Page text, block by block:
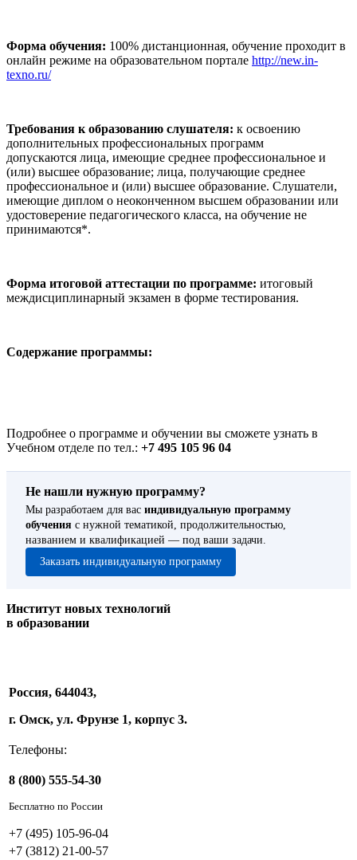
Форма обучения: 100% дистанционная, обучение проходит в
онлайн режиме на образовательном портале http://new.in-
texno.ru/
Требования к образованию слушателя: к освоению
дополнительных профессиональных программ
допускаются лица, имеющие среднее профессиональное и
(или) высшее образование; лица, получающие среднее
профессиональное и (или) высшее образование. Слушатели,
имеющие диплом о неоконченном высшем образовании или
удостоверение педагогического класса, на обучение не
принимаются*.
Форма итоговой аттестации по программе: итоговый
междисциплинарный экзамен в форме тестирования.
Содержание программы:
Подробнее о программе и обучении вы сможете узнать в
Учебном отделе по тел.: +7 495 105 96 04
Не нашли нужную программу?
Мы разработаем для вас индивидуальную программу
обучения с нужной тематикой, продолжительностью,
названием и квалификацией — под ваши задачи.
Заказать индивидуальную программу
Институт новых технологий
в образовании
Россия, 644043,
г. Омск, ул. Фрунзе 1, корпус 3.
Телефоны:
8 (800) 555-54-30
Бесплатно по России
+7 (495) 105-96-04
+7 (3812) 21-00-57